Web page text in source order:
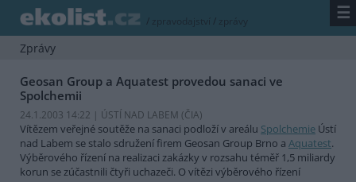
/ zpravodajství / zprávy ☰
Zprávy
Geosan Group a Aquatest provedou sanaci ve
Spolchemii
24.1.2003 14:22 | ÚSTÍ NAD LABEM (ČIA)
Vítězem veřejné soutěže na sanaci podloží v areálu Spolchemie Ústí
nad Labem se stalo sdružení firem Geosan Group Brno a Aquatest.
Výběrového řízení na realizaci zakázky v rozsahu téměř 1,5 miliardy
korun se zúčastnili čtyři uchazeči. O vítězi výběrového řízení